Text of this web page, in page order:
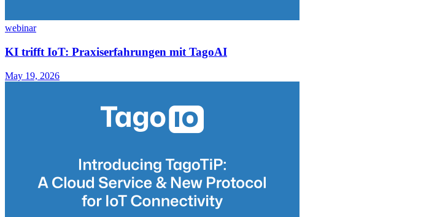
webinar
KI trifft IoT: Praxiserfahrungen mit TagoAI
May 19, 2026